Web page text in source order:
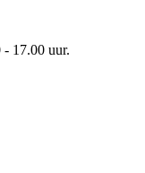
- 17.00 uur.